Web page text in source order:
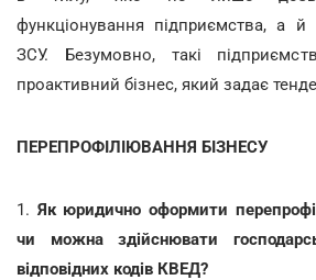
функціонування підприємства, а
ЗСУ. Безумовно, такі
проактивний бізнес, який задає
ПЕРЕПРОФІЛІЮВАННЯ БІЗНЕСУ
1. Як юридично оформити
чи можна здійснювати
відповідних кодів КВЕД?